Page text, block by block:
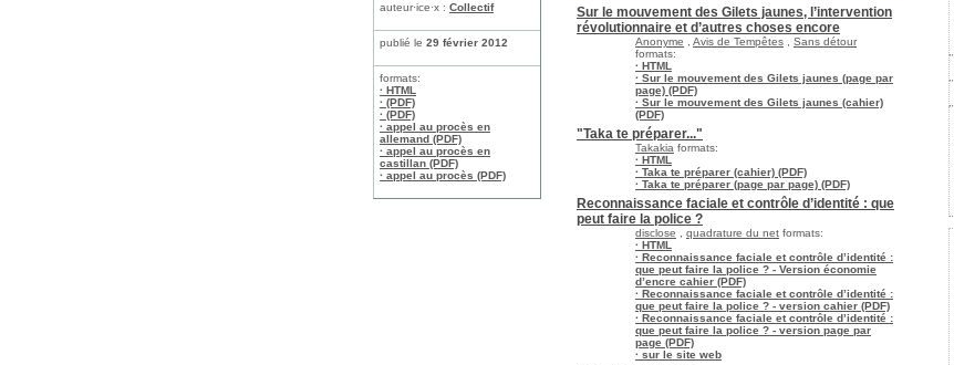
auteur·ice·x : Collectif
publié le 29 février 2012
formats:
· HTML
· (PDF)
· (PDF)
· appel au procès en
allemand (PDF)
· appel au procès en
castillan (PDF)
· appel au procès (PDF)
Sur le mouvement des Gilets jaunes, l’intervention
révolutionnaire et d’autres choses encore
Anonyme Avis de Tempêtes
Sans détour
formats:
· HTML
· Sur le mouvement des Gilets jaunes (page par
page) (PDF)
· Sur le mouvement des Gilets jaunes (cahier)
(PDF)
"Taka te préparer..."
Takakia formats:
· HTML
· Taka te préparer (cahier) (PDF)
· Taka te préparer (page par page) (PDF)
Reconnaissance faciale et contrôle d’identité : que
peut faire la police ?
disclose quadrature du net formats:
· HTML
· Reconnaissance faciale et contrôle d’identité :
que peut faire la police ? - Version économie
d’encre cahier (PDF)
· Reconnaissance faciale et contrôle d’identité :
que peut faire la police ? - version cahier (PDF)
· Reconnaissance faciale et contrôle d’identité :
que peut faire la police ? - version page par
page (PDF)
· sur le site web